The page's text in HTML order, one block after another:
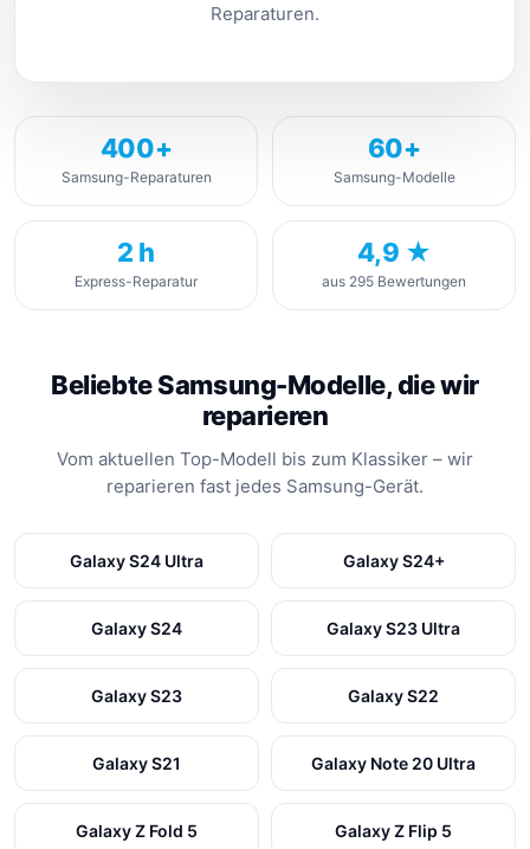
Reparaturen.
400+
Samsung-Reparaturen
60+
Samsung-Modelle
2 h
Express-Reparatur
4,9 ★
aus 295 Bewertungen
Beliebte Samsung-Modelle, die wir
reparieren
Vom aktuellen Top-Modell bis zum Klassiker – wir
reparieren fast jedes Samsung-Gerät.
Galaxy S24 Ultra Galaxy S24+
Galaxy S24 Galaxy S23 Ultra
Galaxy S23 Galaxy S22
Galaxy S21 Galaxy Note 20 Ultra
Galaxy Z Fold 5 Galaxy Z Flip 5